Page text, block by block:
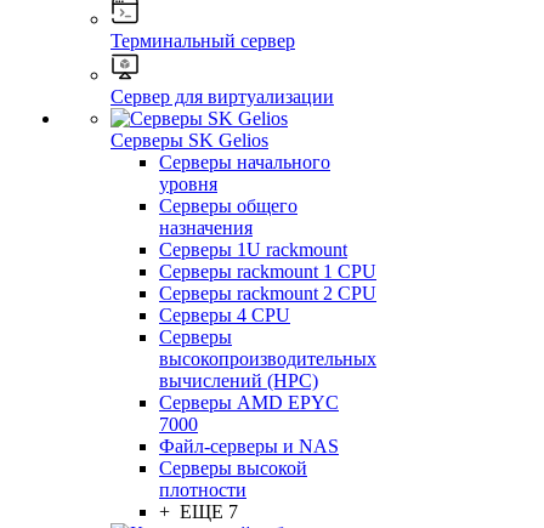
Терминальный сервер
Сервер для виртуализации
Серверы SK Gelios
Серверы начального
уровня
Серверы общего
назначения
Серверы 1U rackmount
Серверы rackmount 1 CPU
Серверы rackmount 2 CPU
Серверы 4 CPU
Серверы
высокопроизводительных
вычислений (HPC)
Серверы AMD EPYC
7000
Файл-серверы и NAS
Серверы высокой
плотности
+ ЕЩЕ 7